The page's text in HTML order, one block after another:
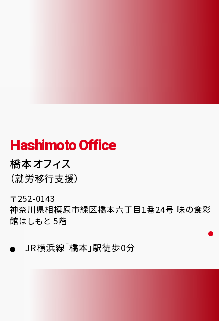
Hashimoto Office
橋本オフィス
（就労移行支援）
〒252-0143
神奈川県相模原市緑区橋本六丁目1番24号 味の食彩
館はしもと 5階
● JR横浜線「橋本」駅徒歩0分